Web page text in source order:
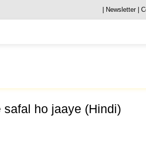
| Newsletter |
ho jaaye (Hindi)